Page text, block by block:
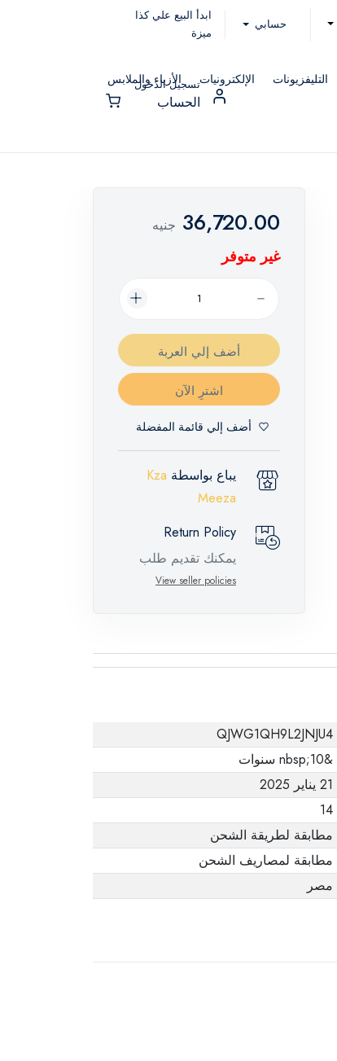
حسابي
ابدأ البيع علي كذا
ميزة
التليفزيونات الإلكترونيات الأزياء والملابس
تسجيل الدخول
الحساب
36,720.00 جنيه
غير متوفر
أضف إلي العربة
اشترِ الآن
أضف إلي قائمة المفضلة
يباع بواسطة Kza
Meeza
Return Policy
يمكنك تقديم طلب
إرجاع لهذه المنتجات
حالة وجود عيوب من
وقت وصول الطلب،
وأن المنتج في عبوته
الأصلية. لاحظ أنه لا
يمكن إرجاع المنتجات
الإلكترونية في حالة
View seller policies
QJWG1QH9L2JNJU4
&nbsp;10 سنوات
21 يناير 2025
14
مطابقة لطريقة الشحن
مطابقة لمصاريف الشحن
مصر